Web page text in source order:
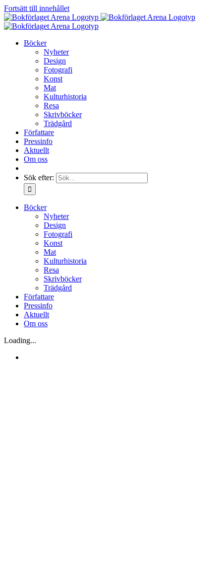
Fortsätt till innehållet
Böcker
Nyheter
Design
Fotografi
Konst
Mat
Kulturhistoria
Resa
Skrivböcker
Trädgård
Författare
Pressinfo
Aktuellt
Om oss
Sök efter:
Böcker
Nyheter
Design
Fotografi
Konst
Mat
Kulturhistoria
Resa
Skrivböcker
Trädgård
Författare
Pressinfo
Aktuellt
Om oss
Loading...